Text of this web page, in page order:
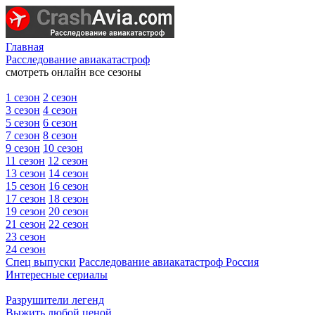
Главная
Расследование авиакатастроф
смотреть онлайн все сезоны
1 сезон 2 сезон
3 сезон 4 сезон
5 сезон 6 сезон
7 сезон 8 сезон
9 сезон 10 сезон
11 сезон 12 сезон
13 сезон 14 сезон
15 сезон 16 сезон
17 сезон 18 сезон
19 сезон 20 сезон
21 сезон 22 сезон
23 сезон
24 сезон
Спец выпуски Расследование авиакатастроф Россия
Интересные сериалы
Разрушители легенд
Выжить любой ценой